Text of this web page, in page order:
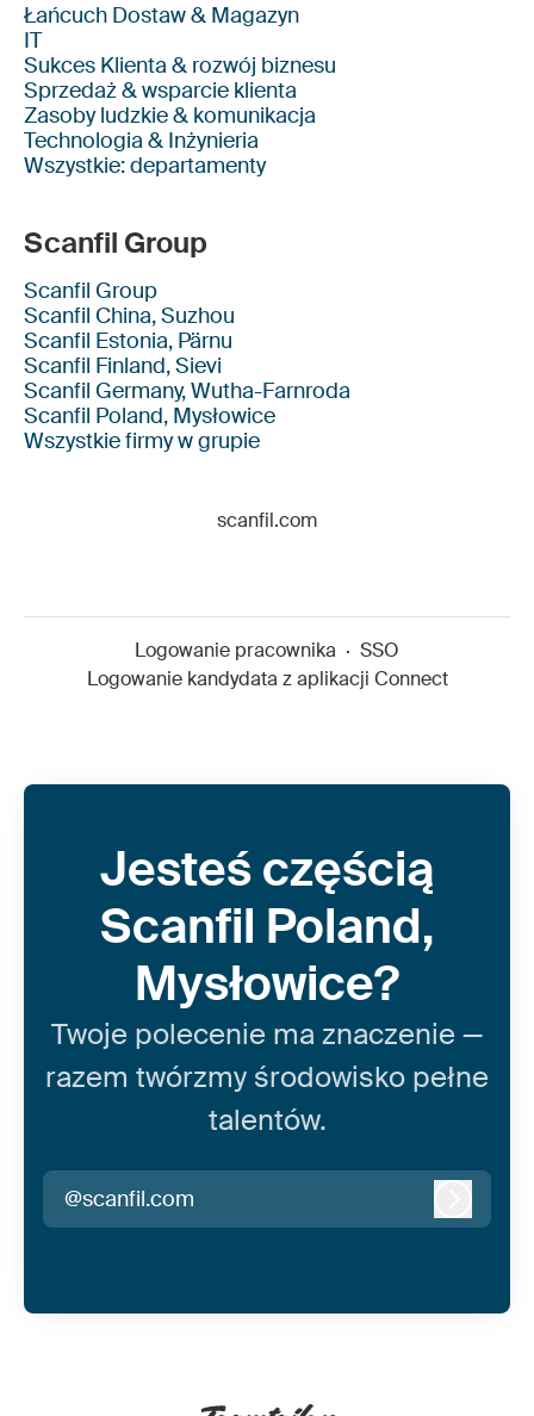
Łańcuch Dostaw & Magazyn
IT
Sukces Klienta & rozwój biznesu
Sprzedaż & wsparcie klienta
Zasoby ludzkie & komunikacja
Technologia & Inżynieria
Wszystkie: departamenty
Scanfil Group
Scanfil Group
Scanfil China, Suzhou
Scanfil Estonia, Pärnu
Scanfil Finland, Sievi
Scanfil Germany, Wutha-Farnroda
Scanfil Poland, Mysłowice
Wszystkie firmy w grupie
scanfil.com
Logowanie pracownika · SSO
Logowanie kandydata z aplikacji Connect
Jesteś częścią
Scanfil Poland,
Mysłowice?
Twoje polecenie ma znaczenie —
razem twórzmy środowisko pełne
talentów.
@scanfil.com